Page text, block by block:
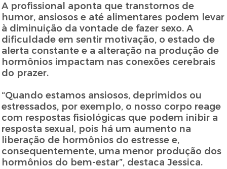
A profissional aponta que transtornos de
humor, ansiosos e até alimentares podem levar
à diminuição da vontade de fazer sexo. A
dificuldade em sentir motivação, o estado de
alerta constante e a alteração na produção de
hormônios impactam nas conexões cerebrais
do prazer.
“Quando estamos ansiosos, deprimidos ou
estressados, por exemplo, o nosso corpo reage
com respostas fisiológicas que podem inibir a
resposta sexual, pois há um aumento na
liberação de hormônios do estresse e,
consequentemente, uma menor produção dos
hormônios do bem-estar”, destaca Jessica.